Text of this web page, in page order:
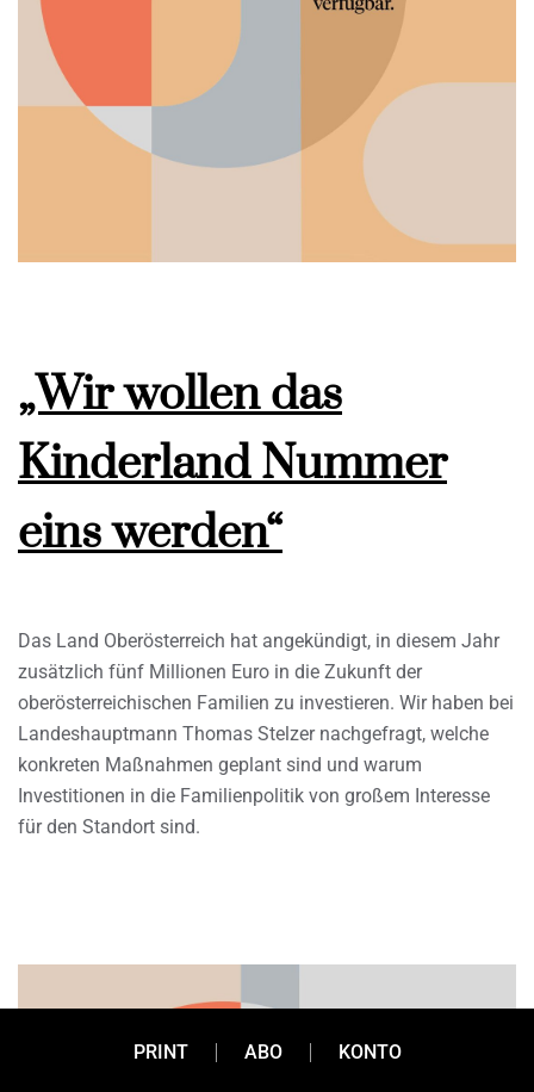
„Wir wollen das
Kinderland Nummer
eins werden“
Das Land Oberösterreich hat angekündigt, in diesem Jahr
zusätzlich fünf Millionen Euro in die Zukunft der
oberösterreichischen Familien zu investieren. Wir haben bei
Landeshauptmann Thomas Stelzer nachgefragt, welche
konkreten Maßnahmen geplant sind und warum
Investitionen in die Familienpolitik von großem Interesse
für den Standort sind.
PRINT ABO KONTO